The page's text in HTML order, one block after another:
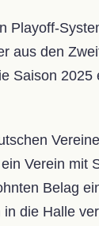
Playoff-
aus den
Saison 2025
Verein mit
Belag
die Halle